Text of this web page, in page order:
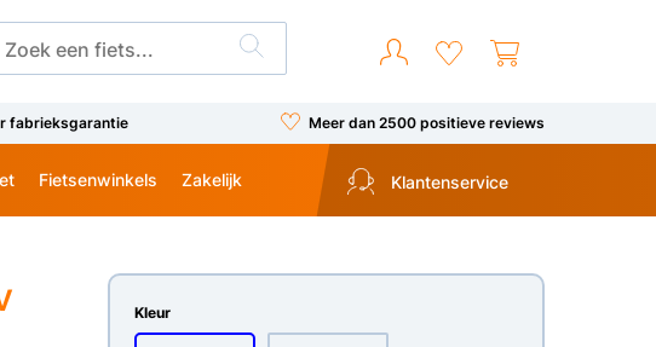
fabrieksgarantie Meer dan 2500 positieve reviews
Fietsenwinkels Zakelijk Klantenservice
Kleur